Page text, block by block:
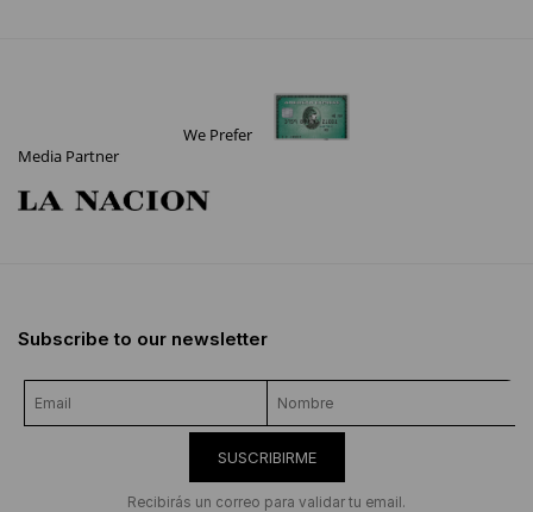
We Prefer
Media Partner
Subscribe to our newsletter
SUSCRIBIRME
Recibirás un correo para validar tu email.